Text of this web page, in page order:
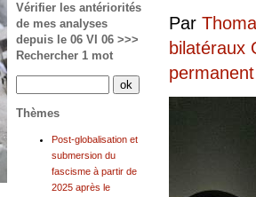
Par
bilatéraux
permanent
Vérifier les antériorités
de mes analyses
depuis le 06 VI 06 >>>
Rechercher 1 mot
Thèmes
Post-globalisation et
submersion du
fascisme à partir de
2025 après le